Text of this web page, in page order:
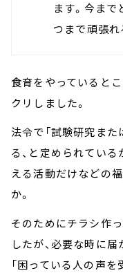
ます。今ま
つまで頑張れ
食育をやっていると
クリしました。
法令で「試験研究ま
る、と定められてい
える活動だけなどの
か。
そのためにチラシ作
したが、必要な時に届
「困っている人の声